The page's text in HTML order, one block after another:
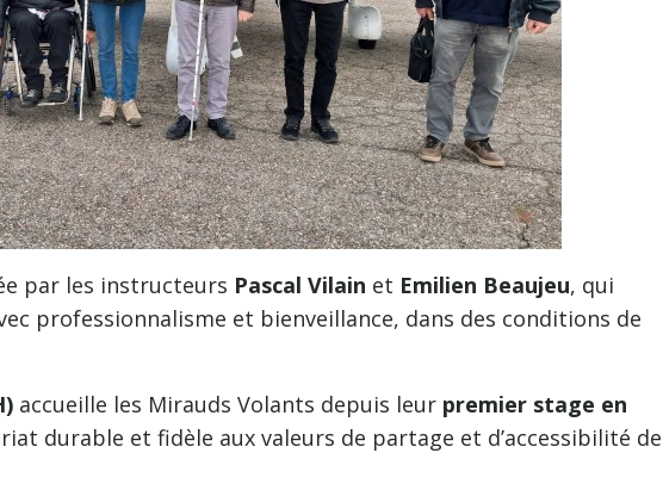
par les instructeurs Pascal Vilain et Emilien Beaujeu, qui
professionnalisme et bienveillance, dans des conditions de
accueille les Mirauds Volants depuis leur premier stage en
durable et fidèle aux valeurs de partage et d’accessibilité de